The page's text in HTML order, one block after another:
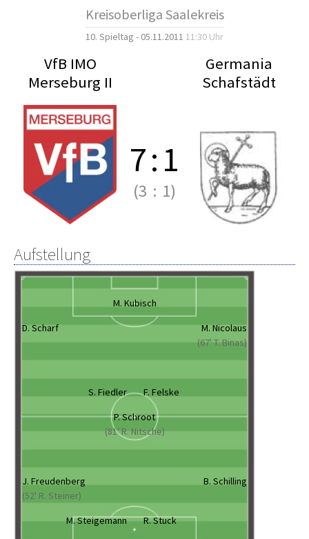
Kreisoberliga Saalekreis
10. Spieltag - 05.11.2011 11:30 Uhr
VfB IMO
Merseburg II
Germania
Schafstädt
7:1
(3 : 1)
Aufstellung
M. Kubisch
D. Scharf
M. Nicolaus
(67' T. Binas)
S. Fiedler
F. Felske
P. Schroot
(81' R. Nitsche)
J. Freudenberg
(52' R. Steiner)
B. Schilling
M. Steigemann R. Stuck